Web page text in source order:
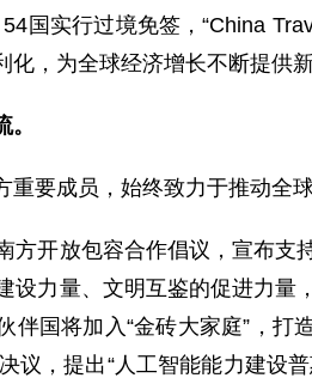
国实行过境免签，“China
，为全球经济增长不断提供新
要成员，始终致力于推动全球
开放包容合作倡议，宣布支
力量、文明互鉴的促进力量
国将加入“金砖大家庭”，打
，提出“人工智能能力建设